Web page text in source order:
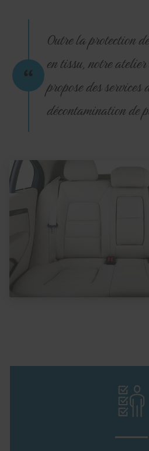
Outre la protection
en tissu, notre
propose des services
décontamination de